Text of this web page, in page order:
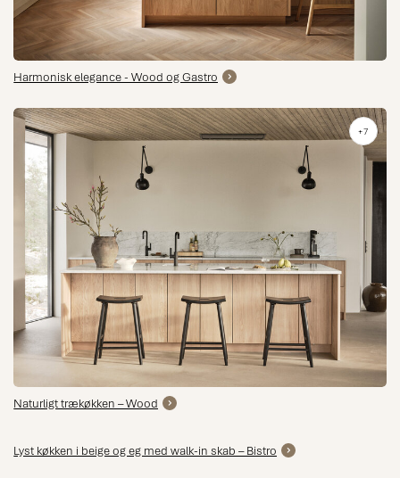
Harmonisk elegance - Wood og Gastro
+7
Naturligt trækøkken – Wood
Lyst køkken i beige og eg med walk-in skab – Bistro